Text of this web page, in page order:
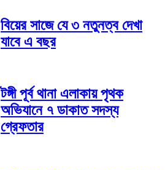
বিয়ের সাজে যে ৩ নতুনত্ব দেখা
যাবে এ বছর
টঙ্গী পূর্ব থানা এলাকায় পৃথক
অভিযানে ৭ ডাকাত সদস্য
গ্রেফতার